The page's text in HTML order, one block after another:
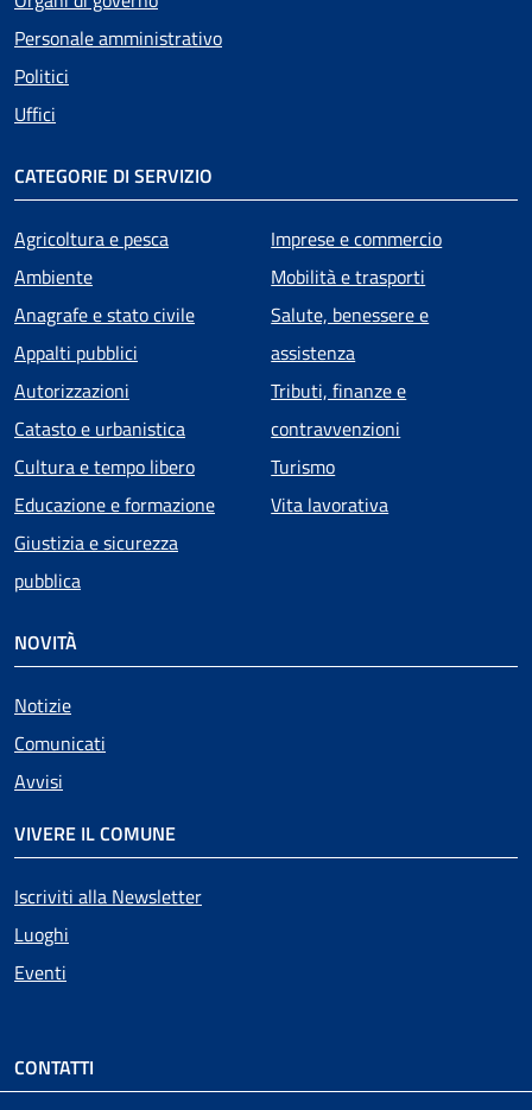
Personale amministrativo
Politici
Uffici
CATEGORIE DI SERVIZIO
Agricoltura e pesca
Ambiente
Anagrafe e stato civile
Appalti pubblici
Autorizzazioni
Catasto e urbanistica
Cultura e tempo libero
Educazione e formazione
Giustizia e sicurezza
pubblica
Imprese e commercio
Mobilità e trasporti
Salute, benessere e
assistenza
Tributi, finanze e
contravvenzioni
Turismo
Vita lavorativa
NOVITÀ
Notizie
Comunicati
Avvisi
VIVERE IL COMUNE
Iscriviti alla Newsletter
Luoghi
Eventi
CONTATTI